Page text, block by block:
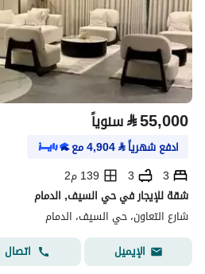
⃁55,000 سنوياً
ادفع شهرياً⃁
4,904مع
3
3
139 م2
شقة للإيجار في حي السيف, الدمام
شارع التعاون، حي السيف، الدمام
الإيميل
اتصال